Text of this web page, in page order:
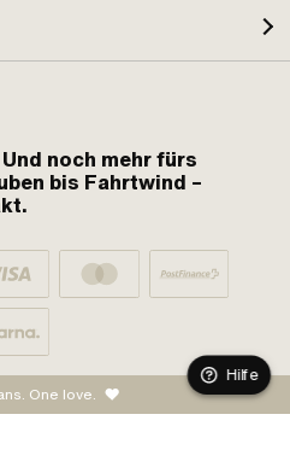
noch mehr fürs
bis Fahrtwind –
One love.
Hilfe